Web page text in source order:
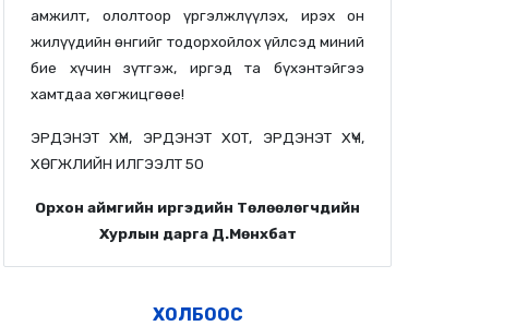
амжилт, ололтоор үргэлжлүүлэх, ирэх он
жилүүдийн өнгийг тодорхойлох үйлсэд миний
бие хүчин зүтгэж, иргэд та бүхэнтэйгээ
хамтдаа хөгжицгөөе!
ЭРДЭНЭТ ХҮН, ЭРДЭНЭТ ХОТ, ЭРДЭНЭТ ХҮЧ,
ХӨГЖЛИЙН ИЛГЭЭЛТ 50
Орхон аймгийн иргэдийн Төлөөлөгчдийн
Хурлын дарга Д.Мөнхбат
ХОЛБООС